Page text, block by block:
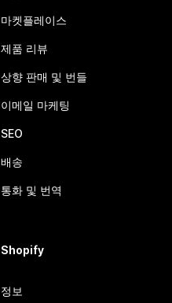
마켓플레이스
제품 리뷰
상향 판매 및 번들
이메일 마케팅
SEO
배송
통화 및 번역
Shopify
정보